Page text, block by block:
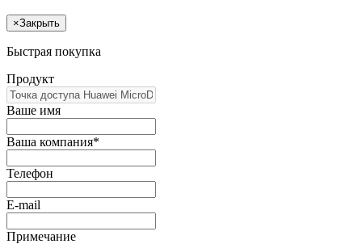
×Закрыть
Быстрая покупка
Продукт
Ваше имя
Ваша компания*
Телефон
E-mail
Примечание